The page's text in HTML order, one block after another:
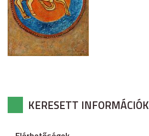
KERESETT INFORMÁCIÓK